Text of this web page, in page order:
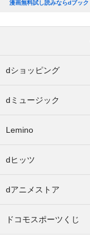
漫画無料試し読みならdブック
dショッピング
dミュージック
Lemino
dヒッツ
dアニメストア
ドコモスポーツくじ